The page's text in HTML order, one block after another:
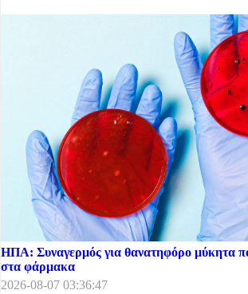
ΗΠΑ: Συναγερμός για θανατηφόρο μύκητα
στα φάρμακα
2026-08-07 03:36:47